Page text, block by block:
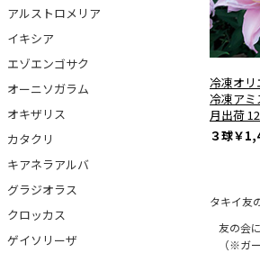
アルストロメリア
イキシア
エゾエンゴサク
オーニソガラム
オキザリス
カタクリ
キアネラアルバ
グラジオラス
クロッカス
ゲイソリーザ
冷凍オ
冷凍アミ
月出荷
３球￥
タキイ友
友の会
（※ガ